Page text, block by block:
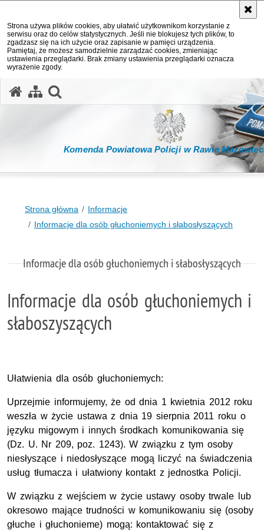
Strona używa plików cookies, aby ułatwić użytkownikom korzystanie z
serwisu oraz do celów statystycznych. Jeśli nie blokujesz tych plików, to
zgadzasz się na ich użycie oraz zapisanie w pamięci urządzenia.
Pamiętaj, że możesz samodzielnie zarządzać cookies, zmieniając
ustawienia przeglądarki. Brak zmiany ustawienia przeglądarki oznacza
wyrażenie zgody.
Komenda Powiatowa Policji w Rawie
Strona główna
Informacje
Informacje dla osób głuchoniemych i słabosłyszących
Informacje dla osób głuchoniemych i słabosłyszących
Informacje dla osób głuchoniemych i
słaboszyszących
Ułatwienia dla osób głuchoniemych:
Uprzejmie informujemy, że od dnia 1 kwietnia 2012 roku
weszła w życie ustawa z dnia 19 sierpnia 2011 roku o
języku migowym i innych środkach komunikowania się
(Dz. U. Nr 209, poz. 1243). W związku z tym osoby
niesłyszące i niedosłyszące mogą liczyć na świadczenia
usług tłumacza i ułatwiony kontakt z jednostka Policji.
W związku z wejściem w życie ustawy osoby trwale lub
okresowo mające trudności w komunikowaniu się (osoby
głuche i głuchonieme) mogą: kontaktować się z